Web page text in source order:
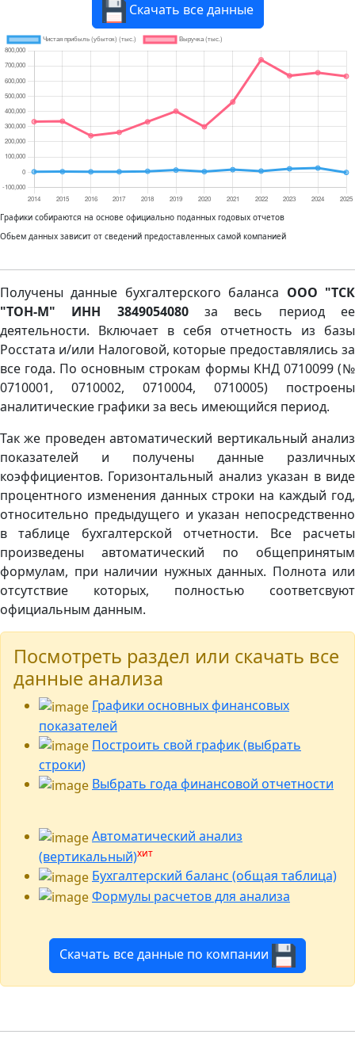
Скачать все данные
Графики собираются на основе официально поданных годовых отчетов
Обьем данных зависит от сведений предоставленных самой компанией
Получены данные бухгалтерского баланса ООО "ТСК
"ТОН-М" ИНН 3849054080за весь период ее
деятельности. Включает в себя отчетность из базы
Росстата и/или Налоговой, которые предоставлялись за
все года. По основным строкам формы КНД 0710099 (№
0710001, 0710002, 0710004, 0710005) построены
аналитические графики за весь имеющийся период.
Так же проведен автоматический вертикальный анализ
показателей и получены данные различных
коэффициентов. Горизонтальный анализ указан в виде
процентного изменения данных строки на каждый год,
относительно предыдущего и указан непосредственно
в таблице бухгалтерской отчетности. Все расчеты
произведены автоматический по общепринятым
формулам, при наличии нужных данных. Полнота или
отсутствие которых, полностью соответсвуют
официальным данным.
Посмотреть раздел или скачать все
данные анализа
Графики основных финансовых
показателей
Построить свой график (выбрать
строки)
Выбрать года финансовой отчетности
Автоматический анализ
(вертикальный)хит
Бухгалтерский баланс (общая таблица)
Формулы расчетов для анализа
Скачать все данные по компании